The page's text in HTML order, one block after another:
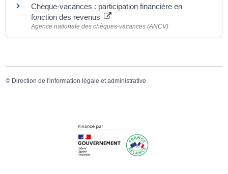
Chèque-vacances : participation financière en
fonction des revenus
Agence nationale des chèques-vacances (ANCV)
© Direction de l'information légale et administrative